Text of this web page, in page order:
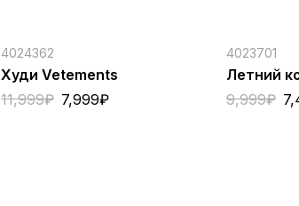
4024362
Худи Vetements
11,999₽ 7,999₽
4023701
Летний
9,999₽